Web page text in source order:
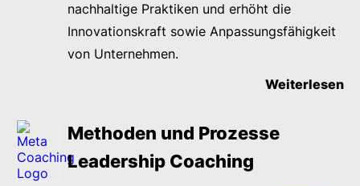
nachhaltige Praktiken und erhöht die
Innovationskraft sowie Anpassungsfähigkeit
von Unternehmen.
Weiterlesen
Methoden und Prozesse
Leadership Coaching